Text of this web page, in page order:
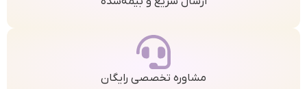
مشاوره تخصصی رایگان